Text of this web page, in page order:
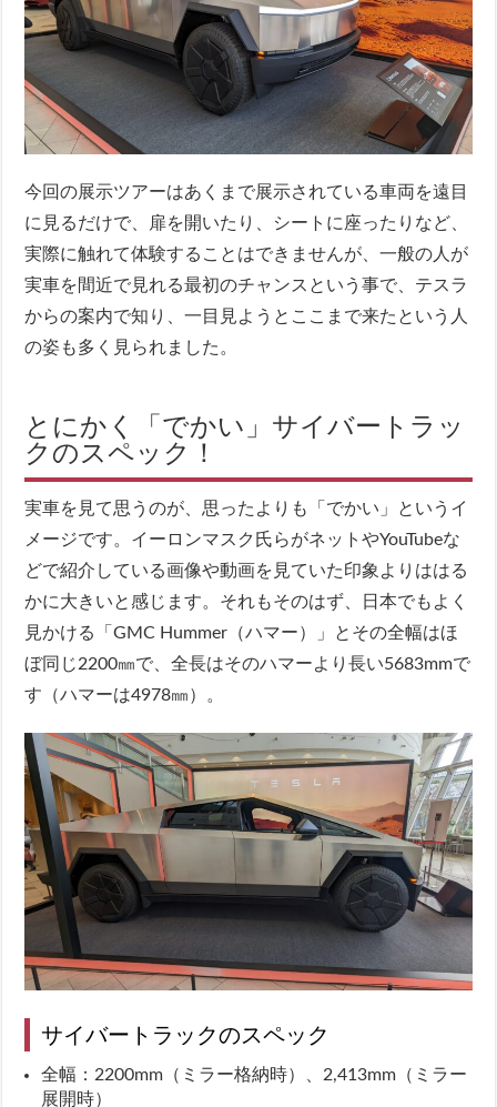
今回の展示ツアーはあくまで展示されている車両を遠目
に見るだけで、扉を開いたり、シートに座ったりなど、
実際に触れて体験することはできませんが、一般の人が
実車を間近で見れる最初のチャンスという事で、テスラ
からの案内で知り、一目見ようとここまで来たという人
の姿も多く見られました。
とにかく「でかい」サイバートラッ
クのスペック！
実車を見て思うのが、思ったよりも「でかい」というイ
メージです。イーロンマスク氏らがネットやYouTubeな
どで紹介している画像や動画を見ていた印象よりははる
かに大きいと感じます。それもそのはず、日本でもよく
見かける「GMC Hummer（ハマー）」とその全幅はほ
ぼ同じ2200㎜で、全長はそのハマーより長い5683mmで
す（ハマーは4978㎜）。
サイバートラックのスペック
全幅：2200mm（ミラー格納時）、2,413mm（ミラー
展開時）